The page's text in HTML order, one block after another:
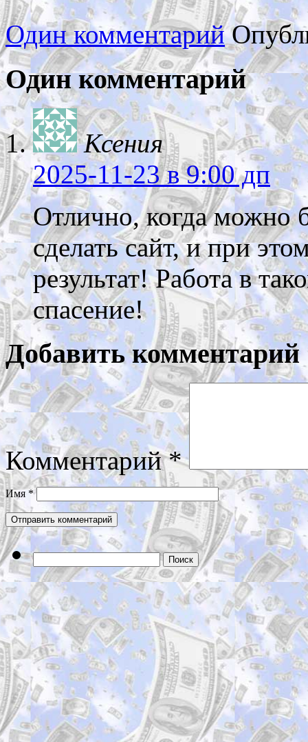
Один комментарий
Один комментарий
Ксения
2025-11-23в 9:00 дп
Отлично, когда можно
сделать сайт, и при
результат! Работа в
спасение!
Добавить комментарий
Комментарий*
Имя *
Найти: